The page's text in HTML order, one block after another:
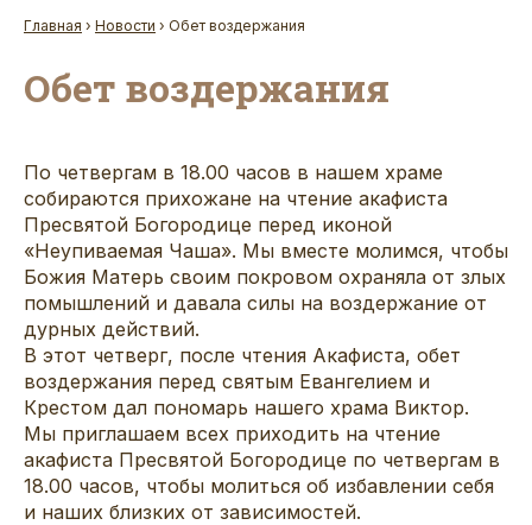
Главная › Новости › Обет воздержания
Обет воздержания
По четвергам в 18.00 часов в нашем храме
собираются прихожане на чтение акафиста
Пресвятой Богородице перед иконой
«Неупиваемая Чаша». Мы вместе молимся, чтобы
Божия Матерь своим покровом охраняла от злых
помышлений и давала силы на воздержание от
дурных действий.
В этот четверг, после чтения Акафиста, обет
воздержания перед святым Евангелием и
Крестом дал пономарь нашего храма Виктор.
Мы приглашаем всех приходить на чтение
акафиста Пресвятой Богородице по четвергам в
18.00 часов, чтобы молиться об избавлении себя
и наших близких от зависимостей.